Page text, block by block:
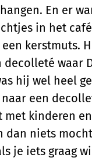
En er
in het
kerstmuts.
waar
hij wel heel
een
kinderen
dan niets
je iets graag